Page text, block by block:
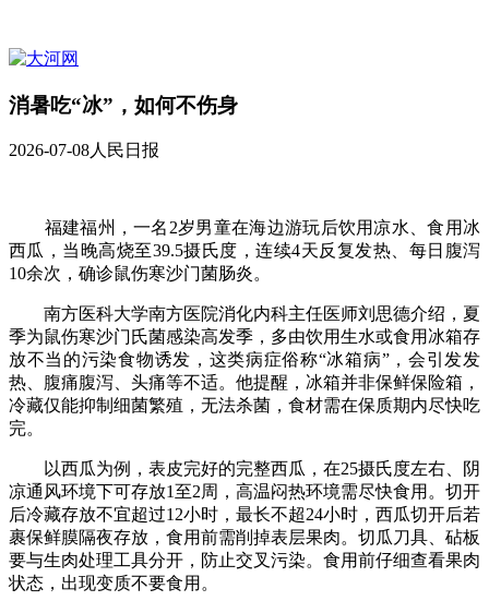
消暑吃“冰”，如何不伤身
2026-07-08人民日报
福建福州，一名2岁男童在海边游玩后饮用凉水、食用冰
西瓜，当晚高烧至39.5摄氏度，连续4天反复发热、每日腹泻
10余次，确诊鼠伤寒沙门菌肠炎。
南方医科大学南方医院消化内科主任医师刘思德介绍，夏
季为鼠伤寒沙门氏菌感染高发季，多由饮用生水或食用冰箱存
放不当的污染食物诱发，这类病症俗称“冰箱病”，会引发发
热、腹痛腹泻、头痛等不适。他提醒，冰箱并非保鲜保险箱，
冷藏仅能抑制细菌繁殖，无法杀菌，食材需在保质期内尽快吃
完。
以西瓜为例，表皮完好的完整西瓜，在25摄氏度左右、阴
凉通风环境下可存放1至2周，高温闷热环境需尽快食用。切开
后冷藏存放不宜超过12小时，最长不超24小时，西瓜切开后若
裹保鲜膜隔夜存放，食用前需削掉表层果肉。切瓜刀具、砧板
要与生肉处理工具分开，防止交叉污染。食用前仔细查看果肉
状态，出现变质不要食用。